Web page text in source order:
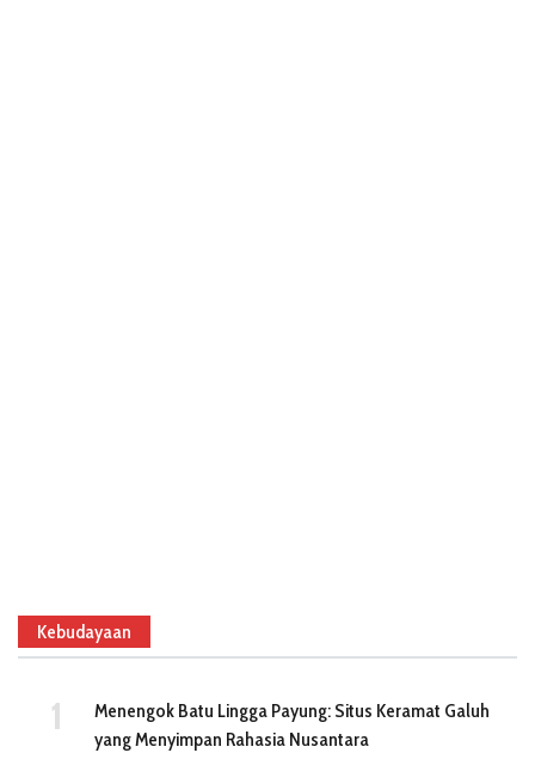
Kebudayaan
Menengok Batu Lingga Payung: Situs Keramat Galuh
yang Menyimpan Rahasia Nusantara